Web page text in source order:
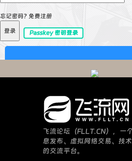
忘记密码? 免费注册
登录 Passkey 密钥登录
飞流论坛（FLLT.CN），一
息发布、虚拟网络交易、技
的交流平台。